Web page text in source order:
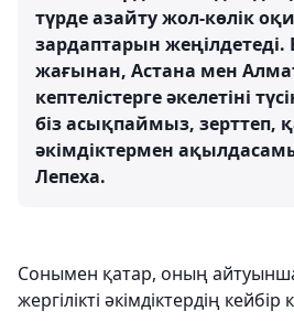
түрде азайту жол-көлік
зардаптарын жеңілдетеді.
жағынан, Астана мен
кептелістерге әкелетіні
біз асықпаймыз, зерттеп,
әкімдіктермен
Лепеха.
Сонымен қатар, оның
жергілікті әкімдіктердің